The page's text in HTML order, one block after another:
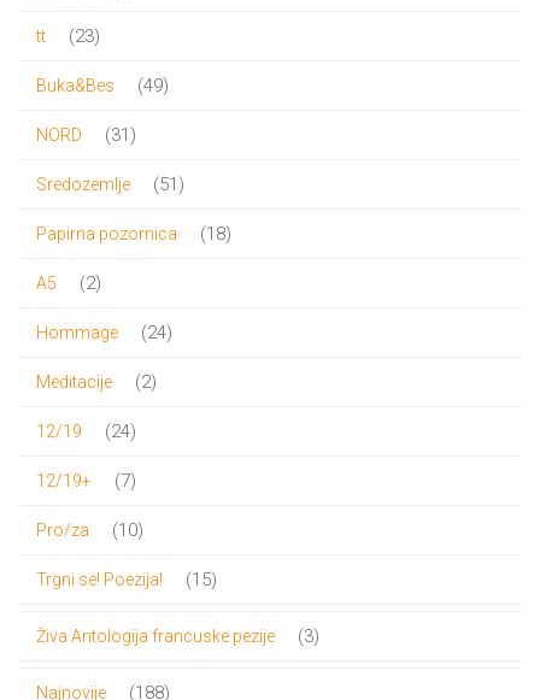
tt 2323
Buka&Bes 4949
NORD 3131
Sredozemlje 5151
Papirna pozornica 1818
A5 22
Hommage 2424
Meditacije 22
12/19 2424
12/19+ 77
Pro/za 1010
Trgni se! Poezija! 1515
Živa Antologija francuske pezije 33
Najnovije 188188